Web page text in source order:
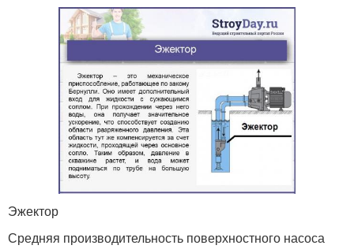
Эжектор
Средняя производительность поверхностного насоса